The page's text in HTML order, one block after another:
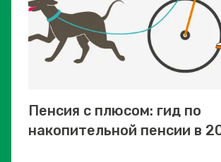
Пенсия с плюсом: гид по
накопительной пенсии в